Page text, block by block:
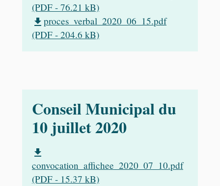
(PDF - 76.21 kB)
file_download proces_verbal_2020_06_15.pdf
(PDF - 204.6 kB)
Conseil Municipal du
10 juillet 2020
file_download
convocation_affichee_2020_07_10.pdf
(PDF - 15.37 kB)